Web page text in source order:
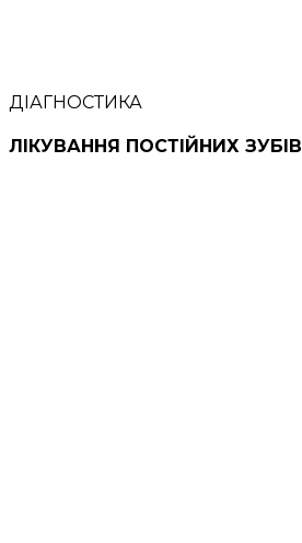
ДІАГНОСТИКА
ЛІКУВАННЯ ПОСТІЙНИХ ЗУБІВ